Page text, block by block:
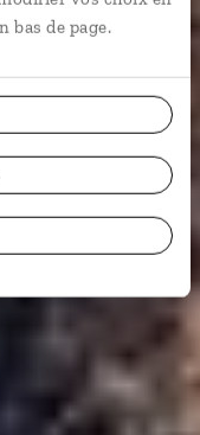
bas de page.